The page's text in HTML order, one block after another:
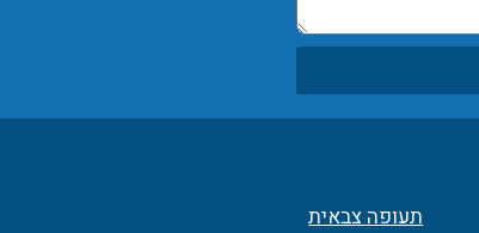
תעופה צבאית